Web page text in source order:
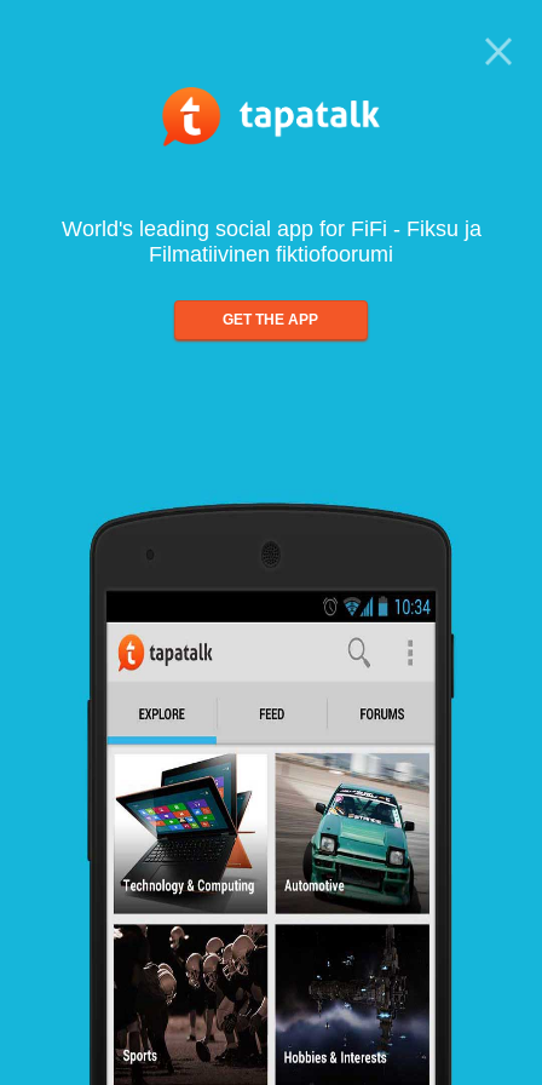
World's leading social app for FiFi - Fiksu ja
Filmatiivinen fiktiofoorumi
GET THE APP